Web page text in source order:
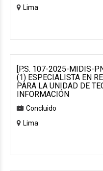
Lima
[P.S. 107-2025-MIDIS-
(1) ESPECIALISTA EN
PARA LA UNIDAD DE
INFORMACIÓN
Concluido
Lima